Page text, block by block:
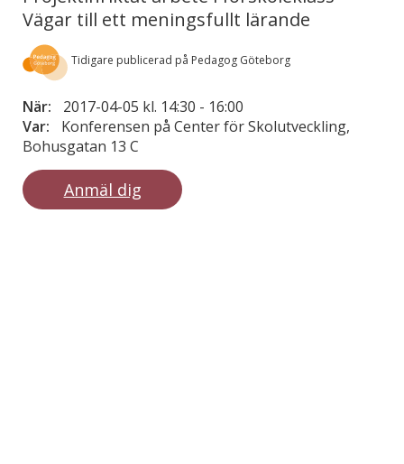
Vägar till ett meningsfullt lärande
Tidigare publicerad på Pedagog Göteborg
När: 2017-04-05 kl. 14:30 - 16:00
Var:
Konferensen på Center för Skolutveckling,
Bohusgatan 13 C
Anmäl dig